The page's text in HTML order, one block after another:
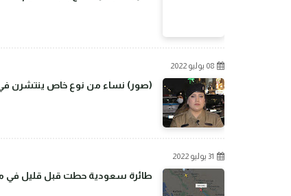
08 يوليو 2022
(صور) نساء من نوع خاص ينتشرن
31 يوليو 2022
طائرة سعودية حطت قبل قليل في